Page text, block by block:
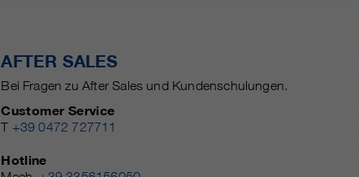
AFTER SALES
Bei Fragen zu After Sales und Kundenschulungen.
Customer Service
T +39 0472 727711
Hotline